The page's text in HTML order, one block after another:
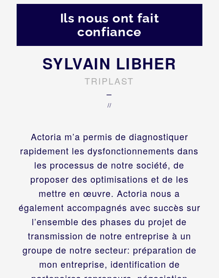
Ils nous ont fait
confiance
Actoria m’a permis de diagnostiquer
rapidement les dysfonctionnements dans
les processus de notre société, de
proposer des optimisations et de les
mettre en œuvre. Actoria nous a
également accompagnés avec succès sur
l’ensemble des phases du projet de
transmission de notre entreprise à un
groupe de notre secteur: préparation de
mon entreprise, identification de
SYLVAIN LIBHER
TRIPLAST
–
//